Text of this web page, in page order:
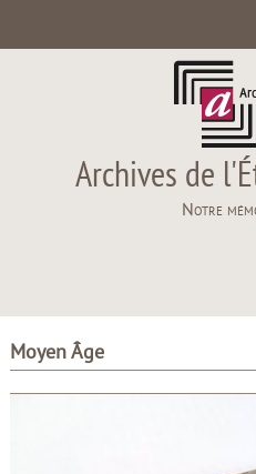
Archives de
Notre
Moyen Âge